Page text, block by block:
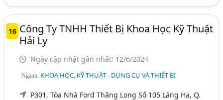
16 Công Ty TNHH Thiết Bị Khoa Học Kỹ Thuật
Hải Ly
Ngày cập nhật gần nhất: 12/6/2024
Ngành: KHOA HỌC, KỸ THUẬT - DỤNG CỤ VÀ THIẾT BỊ
P301, Tòa Nhà Ford Thăng Long Số 105 Láng Hạ, Q.